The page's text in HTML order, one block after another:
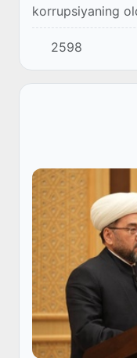
korrupsiyaning
natijadorligi va
bag‘ishlangan
2598